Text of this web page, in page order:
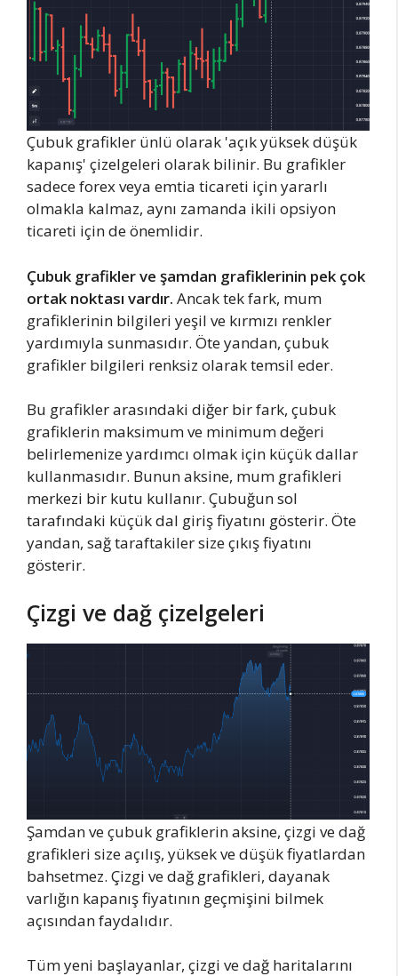
Çubuk grafikler ünlü olarak 'açık yüksek düşük
kapanış' çizelgeleri olarak bilinir. Bu grafikler
sadece forex veya emtia ticareti için yararlı
olmakla kalmaz, aynı zamanda ikili opsiyon
ticareti için de önemlidir.
Çubuk grafikler ve şamdan grafiklerinin pek çok
ortak noktası vardır. Ancak tek fark, mum
grafiklerinin bilgileri yeşil ve kırmızı renkler
yardımıyla sunmasıdır. Öte yandan, çubuk
grafikler bilgileri renksiz olarak temsil eder.
Bu grafikler arasındaki diğer bir fark, çubuk
grafiklerin maksimum ve minimum değeri
belirlemenize yardımcı olmak için küçük dallar
kullanmasıdır. Bunun aksine, mum grafikleri
merkezi bir kutu kullanır. Çubuğun sol
tarafındaki küçük dal giriş fiyatını gösterir. Öte
yandan, sağ taraftakiler size çıkış fiyatını
gösterir.
Çizgi ve dağ çizelgeleri
Şamdan ve çubuk grafiklerin aksine, çizgi ve dağ
grafikleri size açılış, yüksek ve düşük fiyatlardan
bahsetmez. Çizgi ve dağ grafikleri, dayanak
varlığın kapanış fiyatının geçmişini bilmek
açısından faydalıdır.
Tüm yeni başlayanlar, çizgi ve dağ haritalarını